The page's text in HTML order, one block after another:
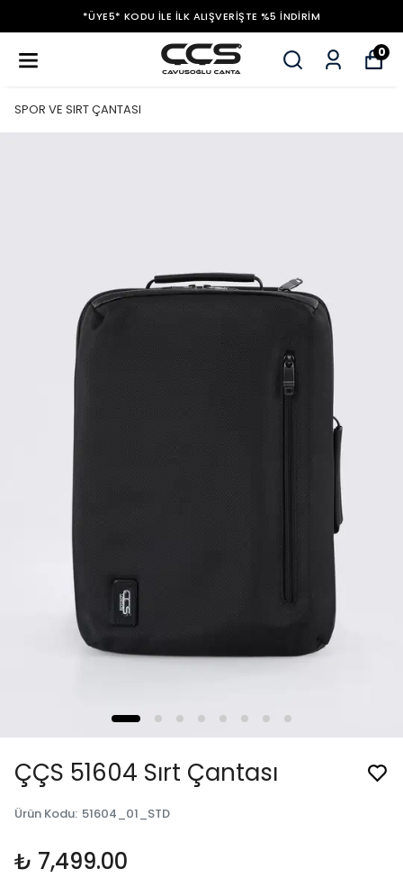
*ÜYE5* KODU ILE İLK ALIŞVERIŞTE %5 İNDIRIM
0
SPOR VE SIRT ÇANTASI
ÇÇS 51604 Sırt Çantası
Ürün Kodu: 51604_01_STD
₺ 7,499.00